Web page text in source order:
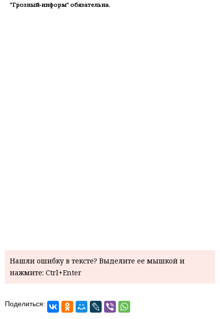
"Грозный-информ" обязательна.
Нашли ошибку в тексте? Выделите ее мышкой и
нажмите: Ctrl+Enter
Поделиться: